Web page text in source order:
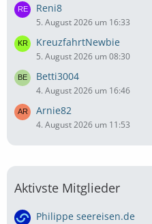
Reni8
5. August 2026 um 16:33
KreuzfahrtNewbie
5. August 2026 um 08:30
Betti3004
4. August 2026 um 16:46
Arnie82
4. August 2026 um 11:53
Aktivste Mitglieder
Philippe seereisen.de